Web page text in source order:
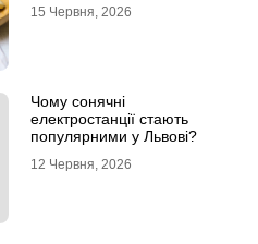
15 Червня, 2026
Чому сонячні
електростанції стають
популярними у Львові?
12 Червня, 2026